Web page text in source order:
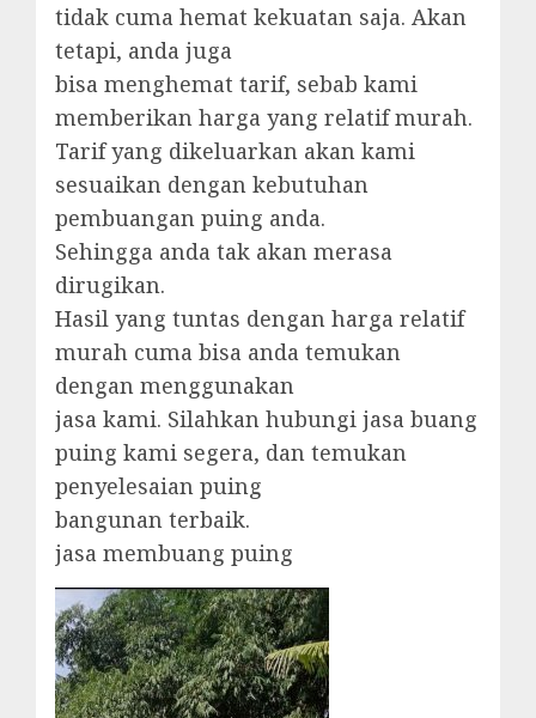
tidak cuma hemat kekuatan saja. Akan
tetapi, anda juga
bisa menghemat tarif, sebab kami
memberikan harga yang relatif murah.
Tarif yang dikeluarkan akan kami
sesuaikan dengan kebutuhan
pembuangan puing anda.
Sehingga anda tak akan merasa
dirugikan.
Hasil yang tuntas dengan harga relatif
murah cuma bisa anda temukan
dengan menggunakan
jasa kami. Silahkan hubungi jasa buang
puing kami segera, dan temukan
penyelesaian puing
bangunan terbaik.
jasa membuang puing